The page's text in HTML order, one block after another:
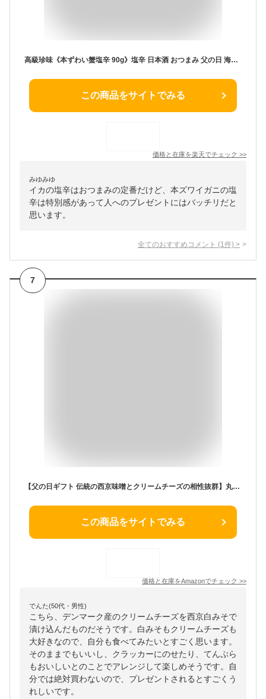
高級珍味《本ずわい蟹塩辛 90g》塩辛 日本酒 おつまみ 父の日 海鮮珍味 お取り寄せグルメ 瓶詰 王様のブランチ ヒルナンデス ぶらり途中下車の旅 大阪ほんわかテレビ おとなの週末 高級おつまみ 蟹珍味
この商品をサイトでみる
価格と在庫を楽天でチェック >>
みゆみゆ
イカの塩辛はおつまみの定番だけど、本ズワイガニの塩
辛は特別感があって人へのプレゼントにはバッチリだと
思います。
全てのおすすめコメント (1 件) >
7
【父の日ギフト 伝統の西京味噌とクリームチーズの相性抜群】丸越 京都産西京白みそ漬くりいむちーず/舞妓（ハーフサイズ約100g）おいしい食べ方の説明書付き クリームチーズ チーズ 晩酌 ワイン 日本酒 味噌漬け ギフト
この商品をサイトでみる
価格と在庫をAmazonでチェック >>
でんた(50代・男性)
こちら、デンマーク産のクリームチーズを西京白みそで
漬け込んだものだそうです。白みそもクリームチーズも
大好きなので、自分も食べてみたいとすごく思います。
そのままでもいいし、クラッカーにのせたり、てんぷら
もおいしいとのことでアレンジして楽しめそうです。自
分では絶対買わないので、プレゼントされるとすごくう
れしいです。